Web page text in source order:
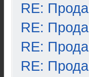
RE:
RE:
RE:
RE: